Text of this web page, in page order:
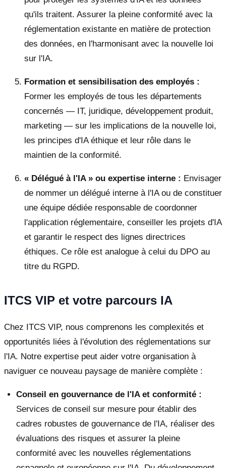
qu'ils traitent. Assurer la pleine conformité avec la
réglementation existante en matière de protection
des données, en l'harmonisant avec la nouvelle loi
sur l'IA.
Formation et sensibilisation des employés :
Former les employés de tous les départements
concernés — IT, juridique, développement produit,
marketing — sur les implications de la nouvelle loi,
les principes d'IA éthique et leur rôle dans le
maintien de la conformité.
« Délégué à l'IA » ou expertise interne : Envisager
de nommer un délégué interne à l'IA ou de constituer
une équipe dédiée responsable de coordonner
l'application réglementaire, conseiller les projets d'IA
et garantir le respect des lignes directrices
éthiques. Ce rôle est analogue à celui du DPO au
titre du RGPD.
ITCS VIP et votre parcours IA
Chez ITCS VIP, nous comprenons les complexités et
opportunités liées à l'évolution des réglementations sur
l'IA. Notre expertise peut aider votre organisation à
naviguer ce nouveau paysage de manière complète :
Conseil en gouvernance de l'IA et conformité :
Services de conseil sur mesure pour établir des
cadres robustes de gouvernance de l'IA, réaliser des
évaluations des risques et assurer la pleine
conformité avec les nouvelles réglementations